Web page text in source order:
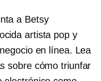
a Betsy
artista pop y
en línea. Lea
sobre cómo triunfar